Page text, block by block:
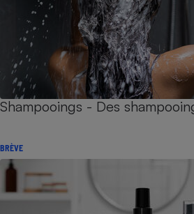
Shampooings - Des
BRÈVE